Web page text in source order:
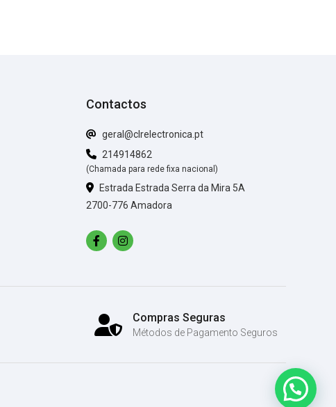
Contactos
geral@clrelectronica.pt
214914862
(Chamada para rede fixa nacional)
Estrada Estrada Serra da Mira 5A
2700-776 Amadora
Compras Seguras
Métodos de Pagamento Seguros